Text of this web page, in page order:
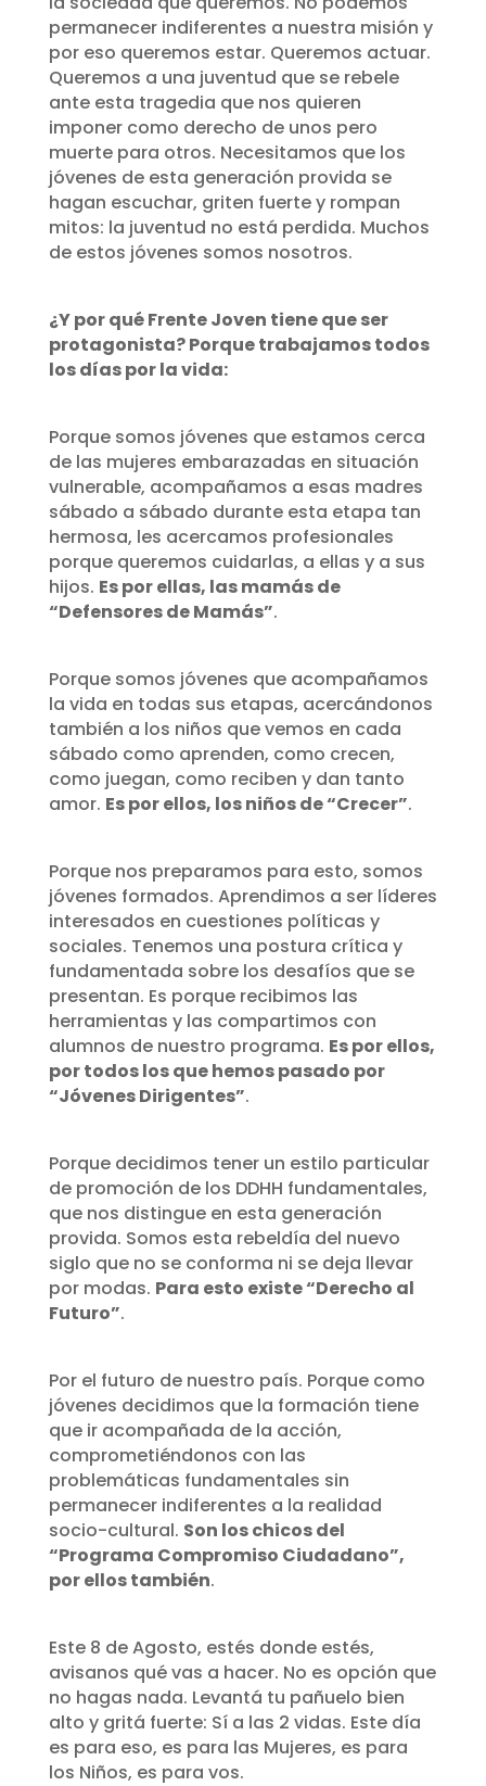
permanecer indiferentes a nuestra misión y
por eso queremos estar. Queremos actuar.
Queremos a una juventud que se rebele
ante esta tragedia que nos quieren
imponer como derecho de unos pero
muerte para otros. Necesitamos que los
jóvenes de esta generación provida se
hagan escuchar, griten fuerte y rompan
mitos: la juventud no está perdida. Muchos
de estos jóvenes somos nosotros.
¿Y por qué Frente Joven tiene que ser
protagonista? Porque trabajamos todos
los días por la vida:
Porque somos jóvenes que estamos cerca
de las mujeres embarazadas en situación
vulnerable, acompañamos a esas madres
sábado a sábado durante esta etapa tan
hermosa, les acercamos profesionales
porque queremos cuidarlas, a ellas y a sus
hijos. Es por ellas, las mamás de
“Defensores de Mamás”.
Porque somos jóvenes que acompañamos
la vida en todas sus etapas, acercándonos
también a los niños que vemos en cada
sábado como aprenden, como crecen,
como juegan, como reciben y dan tanto
amor. Es por ellos, los niños de “Crecer”.
Porque nos preparamos para esto, somos
jóvenes formados. Aprendimos a ser líderes
interesados en cuestiones políticas y
sociales. Tenemos una postura crítica y
fundamentada sobre los desafíos que se
presentan. Es porque recibimos las
herramientas y las compartimos con
alumnos de nuestro programa. Es por ellos,
por todos los que hemos pasado por
“Jóvenes Dirigentes”.
Porque decidimos tener un estilo particular
de promoción de los DDHH fundamentales,
que nos distingue en esta generación
provida. Somos esta rebeldía del nuevo
siglo que no se conforma ni se deja llevar
por modas. Para esto existe “Derecho al
Futuro”.
Por el futuro de nuestro país. Porque como
jóvenes decidimos que la formación tiene
que ir acompañada de la acción,
comprometiéndonos con las
problemáticas fundamentales sin
permanecer indiferentes a la realidad
socio-cultural. Son los chicos del
“Programa Compromiso Ciudadano”,
por ellos también.
Este 8 de Agosto, estés donde estés,
avisanos qué vas a hacer. No es opción que
no hagas nada. Levantá tu pañuelo bien
alto y gritá fuerte: Sí a las 2 vidas. Este día
es para eso, es para las Mujeres, es para
los Niños, es para vos.